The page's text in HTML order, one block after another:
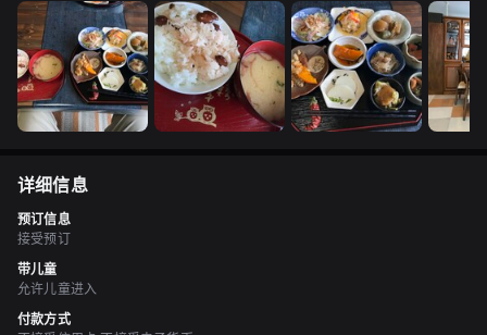
详细信息
预订信息
接受预订
带儿童
允许儿童进入
付款方式